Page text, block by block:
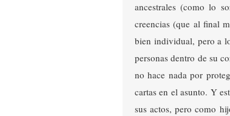
ancestrales (como lo
creencias (que al final
bien individual, pero a
personas dentro de su
no hace nada por
cartas en el asunto. Y
sus actos, pero como